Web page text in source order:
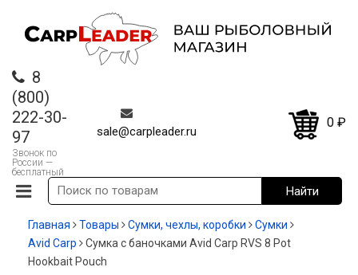
8
(800)
222-30-
97
Звонок по
России —
бесплатный
sale@carpleader.ru
0 ₽
Главная Товары Сумки, чехлы, коробки
Cумки
Avid Carp
Сумка с баночками Avid Carp RVS 8 Pot
Hookbait Pouch